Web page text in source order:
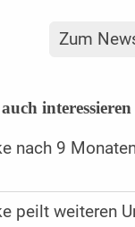
Zum
interessieren
nach 9
peilt weiteren